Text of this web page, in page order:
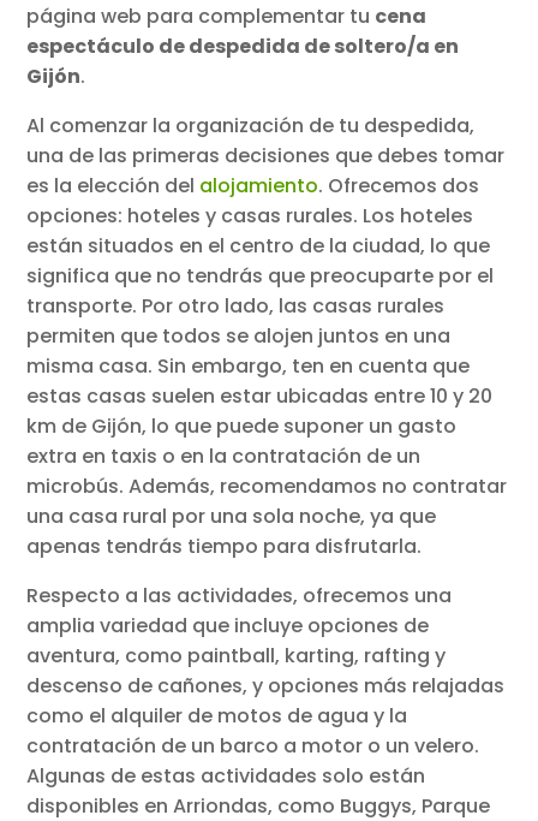
página web para complementar tu cena
espectáculo de despedida de soltero/a en
Gijón.
Al comenzar la organización de tu despedida,
una de las primeras decisiones que debes tomar
es la elección del alojamiento. Ofrecemos dos
opciones: hoteles y casas rurales. Los hoteles
están situados en el centro de la ciudad, lo que
significa que no tendrás que preocuparte por el
transporte. Por otro lado, las casas rurales
permiten que todos se alojen juntos en una
misma casa. Sin embargo, ten en cuenta que
estas casas suelen estar ubicadas entre 10 y 20
km de Gijón, lo que puede suponer un gasto
extra en taxis o en la contratación de un
microbús. Además, recomendamos no contratar
una casa rural por una sola noche, ya que
apenas tendrás tiempo para disfrutarla.
Respecto a las actividades, ofrecemos una
amplia variedad que incluye opciones de
aventura, como paintball, karting, rafting y
descenso de cañones, y opciones más relajadas
como el alquiler de motos de agua y la
contratación de un barco a motor o un velero.
Algunas de estas actividades solo están
disponibles en Arriondas, como Buggys, Parque